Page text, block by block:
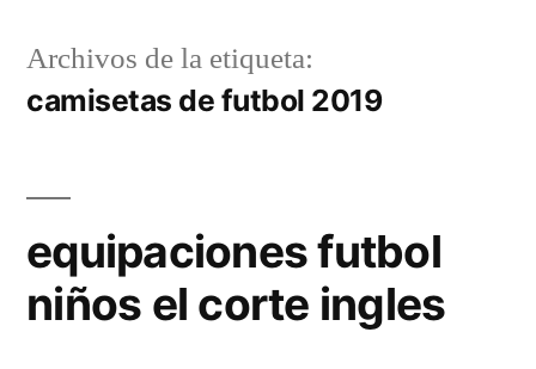
Archivos de la etiqueta:
camisetas de futbol 2019
equipaciones futbol
niños el corte ingles